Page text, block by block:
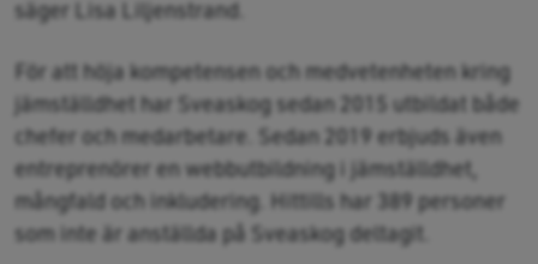
säger Lisa Liljenstrand.
För att höja kompetensen och medvetenheten kring
jämställdhet har Sveaskog sedan 2015 utbildat både
chefer och medarbetare. Sedan 2019 erbjuds även
entreprenörer en webbutbildning i jämställdhet,
mångfald och inkludering. Hittills har 389 personer
som inte är anställda på Sveaskog deltagit.